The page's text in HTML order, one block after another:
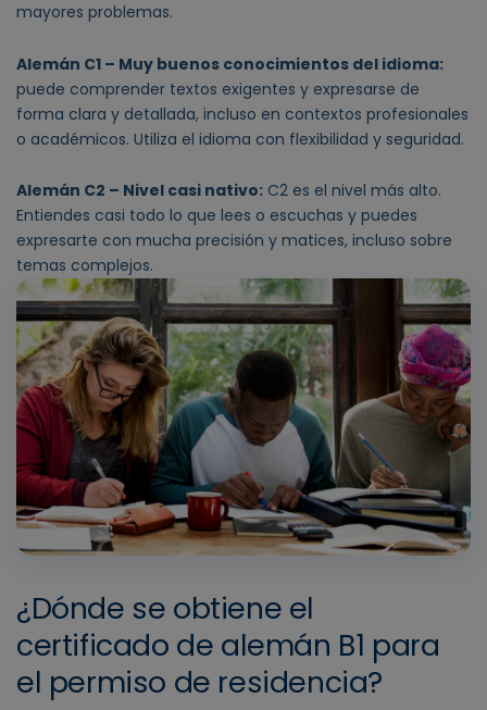
mayores problemas.
Alemán C1 – Muy buenos conocimientos del idioma:
puede comprender textos exigentes y expresarse de
forma clara y detallada, incluso en contextos profesionales
o académicos. Utiliza el idioma con flexibilidad y seguridad.
Alemán C2 – Nivel casi nativo: C2 es el nivel más alto.
Entiendes casi todo lo que lees o escuchas y puedes
expresarte con mucha precisión y matices, incluso sobre
temas complejos.
¿Dónde se obtiene el
certificado de alemán B1 para
el permiso de residencia?